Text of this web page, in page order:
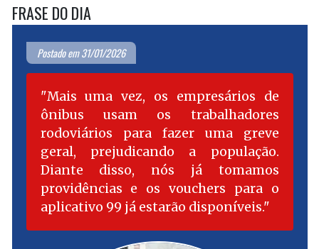
FRASE DO DIA
Postado em 31/01/2026
Mais uma vez, os empresários de
ônibus usam os trabalhadores
rodoviários para fazer uma greve
geral, prejudicando a população.
Diante disso, nós já tomamos
providências e os vouchers para o
aplicativo 99 já estarão disponíveis.